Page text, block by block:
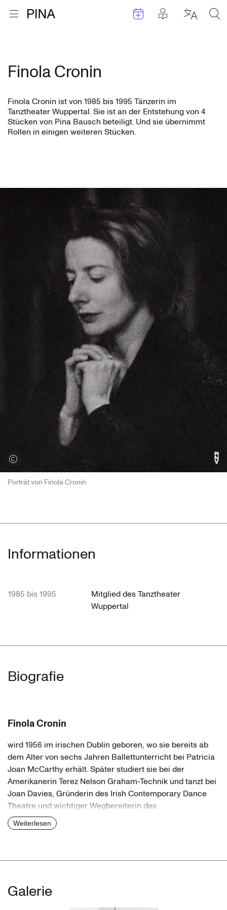
Menu öffnen TermineBeiträge in
Finola Cronin
Finola Cronin ist von 1985 bis 1995 Tänzerin im
Tanztheater Wuppertal. Sie ist an der Entstehung von 4
Stücken von Pina Bausch beteiligt. Und sie übernimmt
Rollen in einigen weiteren Stücken.
Credits öffnen
Porträt von Finola Cronin
Informationen
1985 bis 1995
Mitglied des Tanztheater
Wuppertal
Biografie
Finola Cronin
wird 1956 im irischen Dublin geboren, wo sie bereits ab
dem Alter von sechs Jahren Ballettunterricht bei Patricia
Joan McCarthy erhält. Später studiert sie bei der
Amerikanerin Terez Nelson Graham-Technik und tanzt bei
Joan Davies, Gründerin des Irish Contemporary Dance
Theatre und wichtiger Wegbereiterin des
zeitgenössischen Tanzes in Irland. Unterstützt von Davies
wechselt sie 1978 an die London School of Contemporary
Ballet Rambert, und der Ungarin Maria Fay, die das Royal
Weiterlesen
Galerie